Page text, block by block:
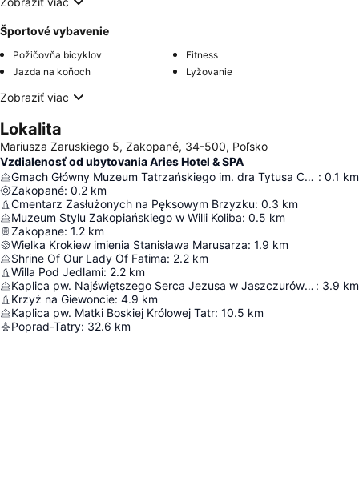
Športové vybavenie
Požičovňa bicyklov
Fitness
Jazda na koňoch
Lyžovanie
Zobraziť viac
Lokalita
Mariusza Zaruskiego 5, Zakopané, 34-500, Poľsko
Vzdialenosť od ubytovania Aries Hotel & SPA
Gmach Główny Muzeum Tatrzańskiego im. dra Tytusa Chałubińskiego : 0.1 km
Zakopané: 0.2 km
Cmentarz Zasłużonych na Pęksowym Brzyzku: 0.3 km
Muzeum Stylu Zakopiańskiego w Willi Koliba: 0.5 km
Zakopane: 1.2 km
Wielka Krokiew imienia Stanisława Marusarza: 1.9 km
Shrine Of Our Lady Of Fatima: 2.2 km
Willa Pod Jedlami: 2.2 km
Kaplica pw. Najświętszego Serca Jezusa w Jaszczurówce : 3.9 km
Krzyż na Giewoncie: 4.9 km
Kaplica pw. Matki Boskiej Królowej Tatr: 10.5 km
Poprad-Tatry: 32.6 km